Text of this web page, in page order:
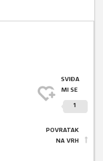
SVIĐA
MI SE
1
POVRATAK
NA VRH